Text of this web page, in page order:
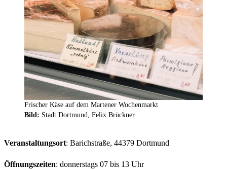
Frischer Käse auf dem Martener Wochenmarkt
Bild: Stadt Dortmund, Felix Brückner
Veranstaltungsort: Barichstraße, 44379 Dortmund
Öffnungszeiten: donnerstags 07 bis 13 Uhr